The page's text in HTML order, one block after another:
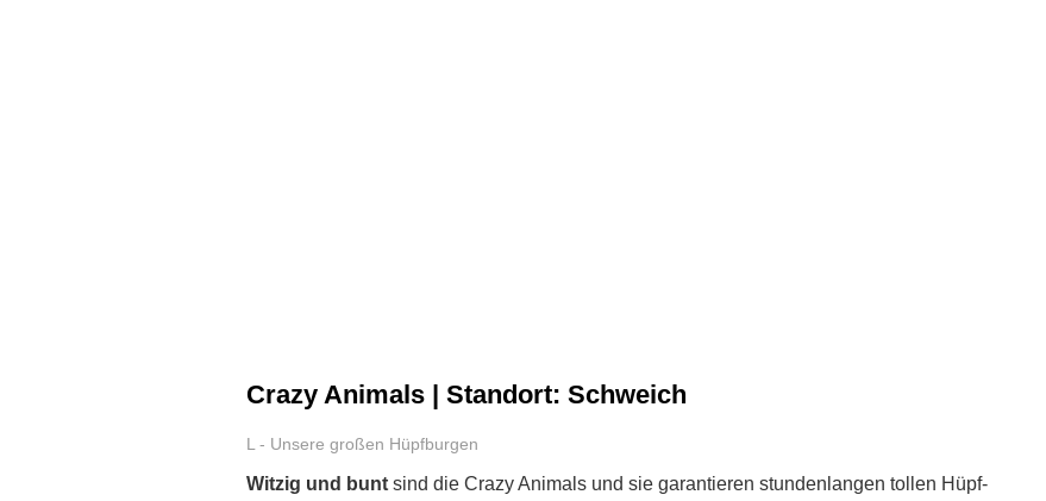
Crazy Animals | Standort: Schweich
L - Unsere großen Hüpfburgen
Witzig und bunt sind die Crazy Animals und sie garantieren stundenlangen tollen Hüpf-